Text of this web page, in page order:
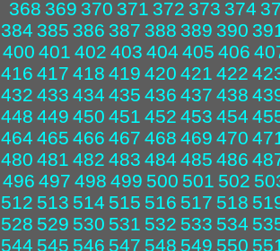
368 369 370 371 372 373 374
384 385 386 387 388 389 390
400 401 402 403 404 405 406
416 417 418 419 420 421 422
432 433 434 435 436 437 438
448 449 450 451 452 453 454
464 465 466 467 468 469 470
480 481 482 483 484 485 486
496 497 498 499 500 501 502
512 513 514 515 516 517 518
528 529 530 531 532 533 534
544 545 546 547 548 549 550